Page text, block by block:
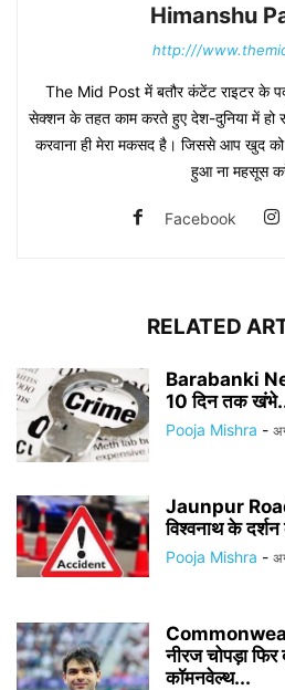
Himanshu
http:///
The Mid Post में बतौर कंटेंट राइटर के
सेक्शन के तहत काम करते हुए देश-दुनिया में हो
करवाना ही मेरा मकसद है। जिससे आप खुद को
हुआ ना महसूस
Facebook
RELATED
Barabanki
10 दिन तक
Pooja Mishra -
Jaunpur
विश्वनाथ के
Pooja Mishra -
नीरज चोपड़ा
कॉमनवेल्थ...